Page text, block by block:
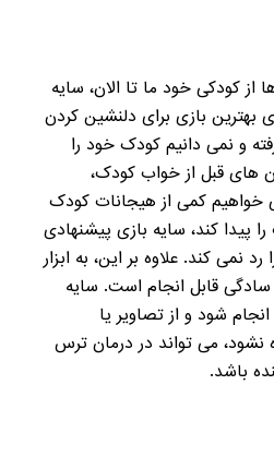
از کودکی خود ما تا الان، سایه
بهترین بازی برای دلنشین کردن
و نمی دانیم کودک خود را
های قبل از خواب کودک،
کمی از هیجانات کودک
پیدا کند، سایه بازی پیشنهادی
نمی کند. علاوه بر این، به ابزار
قابل انجام است. سایه
شود و از تصاویر یا
می تواند در درمان ترس
باشد.